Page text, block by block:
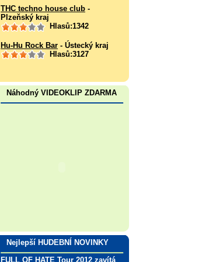
THC techno house club -
Plzeňský kraj
Hlasů:1342
Hu-Hu Rock Bar - Ústecký kraj
Hlasů:3127
Náhodný VIDEOKLIP ZDARMA
Nejlepší HUDEBNÍ NOVINKY
FULL OF HATE Tour 2012 zavítá